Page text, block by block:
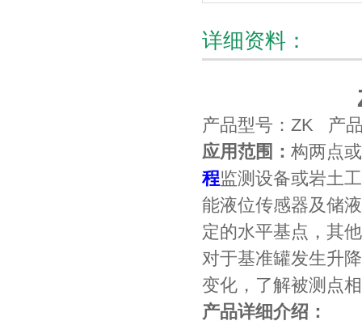
详细资料：
ZK静
产品型号：ZK 产
应用范围： 构两点
程监测设备或岩土
能液位传感器及储
定的水平基点，其
对于基准罐发生升
变化，了解被测点
产品详细介绍：